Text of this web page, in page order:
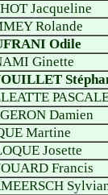
Jacqueline
Rolande
Odile
Ginette
Damien
Martine
Josette
Francis